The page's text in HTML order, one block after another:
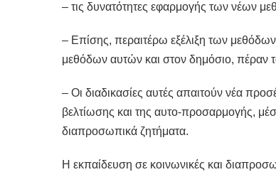
– τις δυνατότητες εφαρμογής των νέων
– Επίσης, περαιτέρω εξέλιξη των
μεθόδων αυτών και στον δημόσιο, πέραν
– Οι διαδικασίες αυτές απαιτούν νέα
βελτίωσης και της αυτο-προσαρμογής,
διαπροσωπικά ζητήματα.
Η εκπαίδευση σε κοινωνικές και